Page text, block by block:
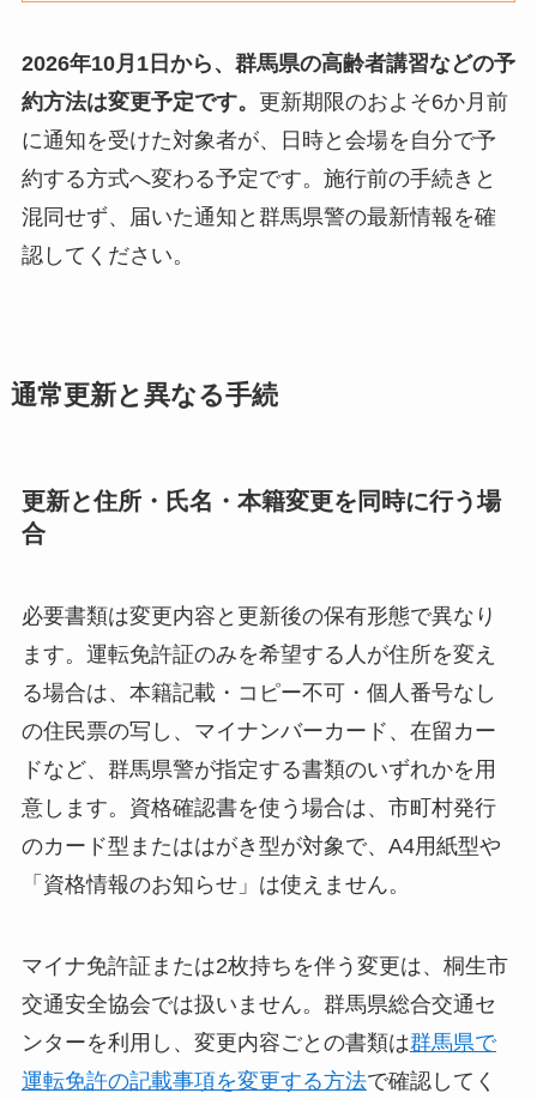
2026年10月1日から、群馬県の高齢者講習などの予
約方法は変更予定です。 更新期限のおよそ6か月前
に通知を受けた対象者が、日時と会場を自分で予
約する方式へ変わる予定です。施行前の手続きと
混同せず、届いた通知と群馬県警の最新情報を確
認してください。
通常更新と異なる手続
更新と住所・氏名・本籍変更を同時に行う場
合
必要書類は変更内容と更新後の保有形態で異なり
ます。運転免許証のみを希望する人が住所を変え
る場合は、本籍記載・コピー不可・個人番号なし
の住民票の写し、マイナンバーカード、在留カー
ドなど、群馬県警が指定する書類のいずれかを用
意します。資格確認書を使う場合は、市町村発行
のカード型またははがき型が対象で、A4用紙型や
「資格情報のお知らせ」は使えません。
マイナ免許証または2枚持ちを伴う変更は、桐生市
交通安全協会では扱いません。群馬県総合交通セ
ンターを利用し、変更内容ごとの書類は群馬県で
運転免許の記載事項を変更する方法で確認してく